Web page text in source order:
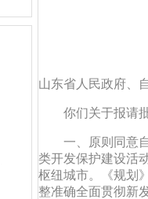
山东省人民政府、
你们关于报请
一、原则同意
类开发保护建设活
枢纽城市。《规划
整准确全面贯彻新